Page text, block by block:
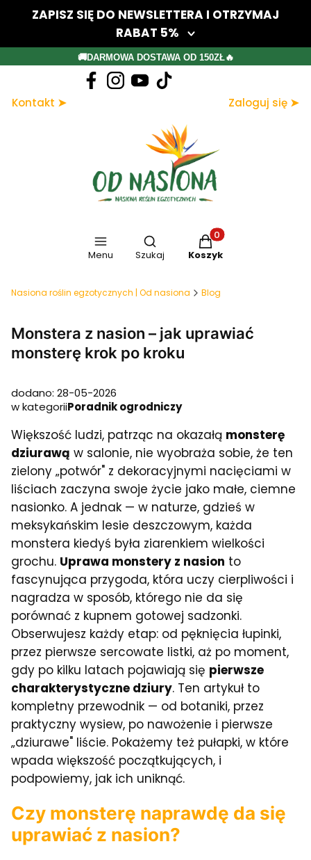
ZAPISZ SIĘ DO NEWSLETTERA I OTRZYMAJ
RABAT 5%
Twój adres e-mail
Dołącz do newslettera
Zapisując się, akceptujesz nasz Regulamin (w zakresie dotyczącym
🚚DARMOWA DOSTAWA OD 150ZŁ🔥
Kontakt ➤ Zaloguj się ➤
Menu
Otwórz wyszukiwarkę
Szukaj
Produkty w
Koszyk
Nasiona roślin egzotycznych | Od nasiona Blog
Monstera z nasion – jak uprawiać
monsterę krok po kroku
dodano: 28-05-2026
w kategoriiPoradnik ogrodniczy
Większość ludzi, patrząc na okazałą monsterę
dziurawą w salonie, nie wyobraża sobie, że ten
zielony „potwór" z dekoracyjnymi nacięciami w
liściach zaczyna swoje życie jako małe, ciemne
nasionko. A jednak — w naturze, gdzieś w
meksykańskim lesie deszczowym, każda
monstera kiedyś była ziarenkiem wielkości
grochu. Uprawa monstery z nasion to
fascynująca przygoda, która uczy cierpliwości i
nagradza w sposób, którego nie da się
porównać z kupnem gotowej sadzonki.
Obserwujesz każdy etap: od pęknięcia łupinki,
przez pierwsze sercowate listki, aż po moment,
gdy po kilku latach pojawiają się pierwsze
charakterystyczne dziury. Ten artykuł to
kompletny przewodnik — od botaniki, przez
praktyczny wysiew, po nawożenie i pierwsze
„dziurawe" liście. Pokażemy też pułapki, w które
wpada większość początkujących, i
podpowiemy, jak ich uniknąć.
Czy monsterę naprawdę da się
uprawiać z nasion?